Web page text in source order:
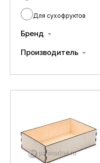
Для сухофруктов
Бренд
Производитель